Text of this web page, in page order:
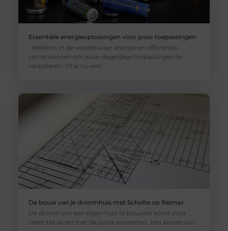
Essentiële energieoplossingen voor jouw toepassingen
Welkom in de wereld waar energie en efficiëntie
samenkomen om jouw dagelijkse toepassingen te
verbeteren. Of je nu een
De bouw van je droomhuis met Scholte op Reimer
De droom om een eigen huis te bouwen komt voor
velen tot leven met de juiste aannemer. Het kiezen van